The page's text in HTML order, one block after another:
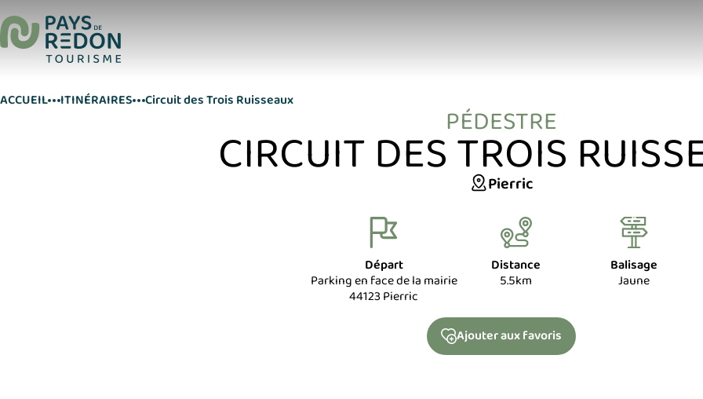
ACCUEIL ITINÉRAIRES Circuit des Trois Ruisseaux PÉDESTRE
CIRCUIT DES TROIS
Pierric
Départ
Parking en face de la mairie
44123 Pierric
Distance
5.5km
Balisage
Jaune
Ajouteraux favoris